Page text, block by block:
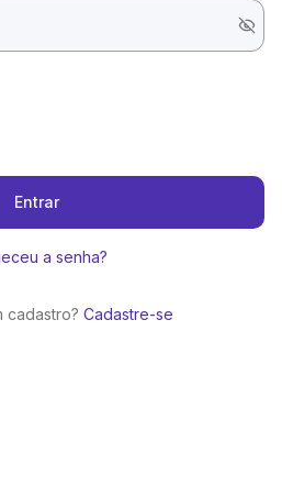
Entrar
a senha?
cadastro? Cadastre-se